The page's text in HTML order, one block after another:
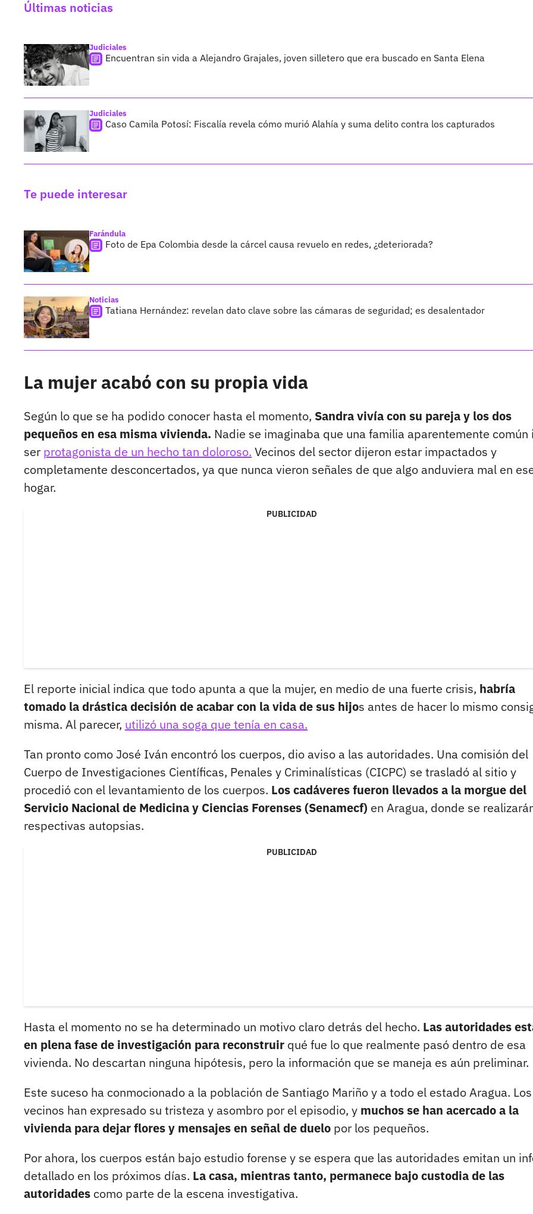
Últimas noticias
Judiciales
Encuentran sin vida a Alejandro Grajales, joven silletero que era buscado en Santa Elena
Judiciales
Caso Camila Potosí: Fiscalía revela cómo murió Alahía y suma delito contra los capturados
Te puede interesar
Farándula
Foto de Epa Colombia desde la cárcel causa revuelo en redes, ¿deteriorada?
Noticias
Tatiana Hernández: revelan dato clave sobre las cámaras de seguridad; es desalentador
La mujer acabó con su propia vida
Según lo que se ha podido conocer hasta el momento, Sandra vivía con su pareja y los dos
pequeños en esa misma vivienda. Nadie se imaginaba que una familia aparentemente común
ser protagonista de un hecho tan doloroso. Vecinos del sector dijeron estar impactados y
completamente desconcertados, ya que nunca vieron señales de que algo anduviera mal en
hogar.
PUBLICIDAD
El reporte inicial indica que todo apunta a que la mujer, en medio de una fuerte crisis, habría
tomado la drástica decisión de acabar con la vida de sus hijos antes de hacer lo mismo
misma. Al parecer, utilizó una soga que tenía en casa.
Tan pronto como José Iván encontró los cuerpos, dio aviso a las autoridades. Una comisión del
Cuerpo de Investigaciones Científicas, Penales y Criminalísticas (CICPC) se trasladó al sitio y
procedió con el levantamiento de los cuerpos. Los cadáveres fueron llevados a la morgue del
Servicio Nacional de Medicina y Ciencias Forenses (Senamecf) en Aragua, donde se
respectivas autopsias.
PUBLICIDAD
Hasta el momento no se ha determinado un motivo claro detrás del hecho. Las autoridades
en plena fase de investigación para reconstruir qué fue lo que realmente pasó dentro de esa
vivienda. No descartan ninguna hipótesis, pero la información que se maneja es aún preliminar.
Este suceso ha conmocionado a la población de Santiago Mariño y a todo el estado Aragua. Los
vecinos han expresado su tristeza y asombro por el episodio, y muchos se han acercado a la
vivienda para dejar flores y mensajes en señal de duelo por los pequeños.
Por ahora, los cuerpos están bajo estudio forense y se espera que las autoridades emitan un
detallado en los próximos días. La casa, mientras tanto, permanece bajo custodia de las
autoridades como parte de la escena investigativa.